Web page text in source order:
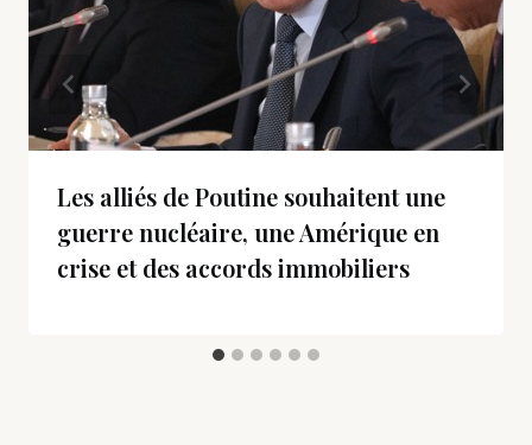
Les alliés de Poutine souhaitent une
guerre nucléaire, une Amérique en
crise et des accords immobiliers